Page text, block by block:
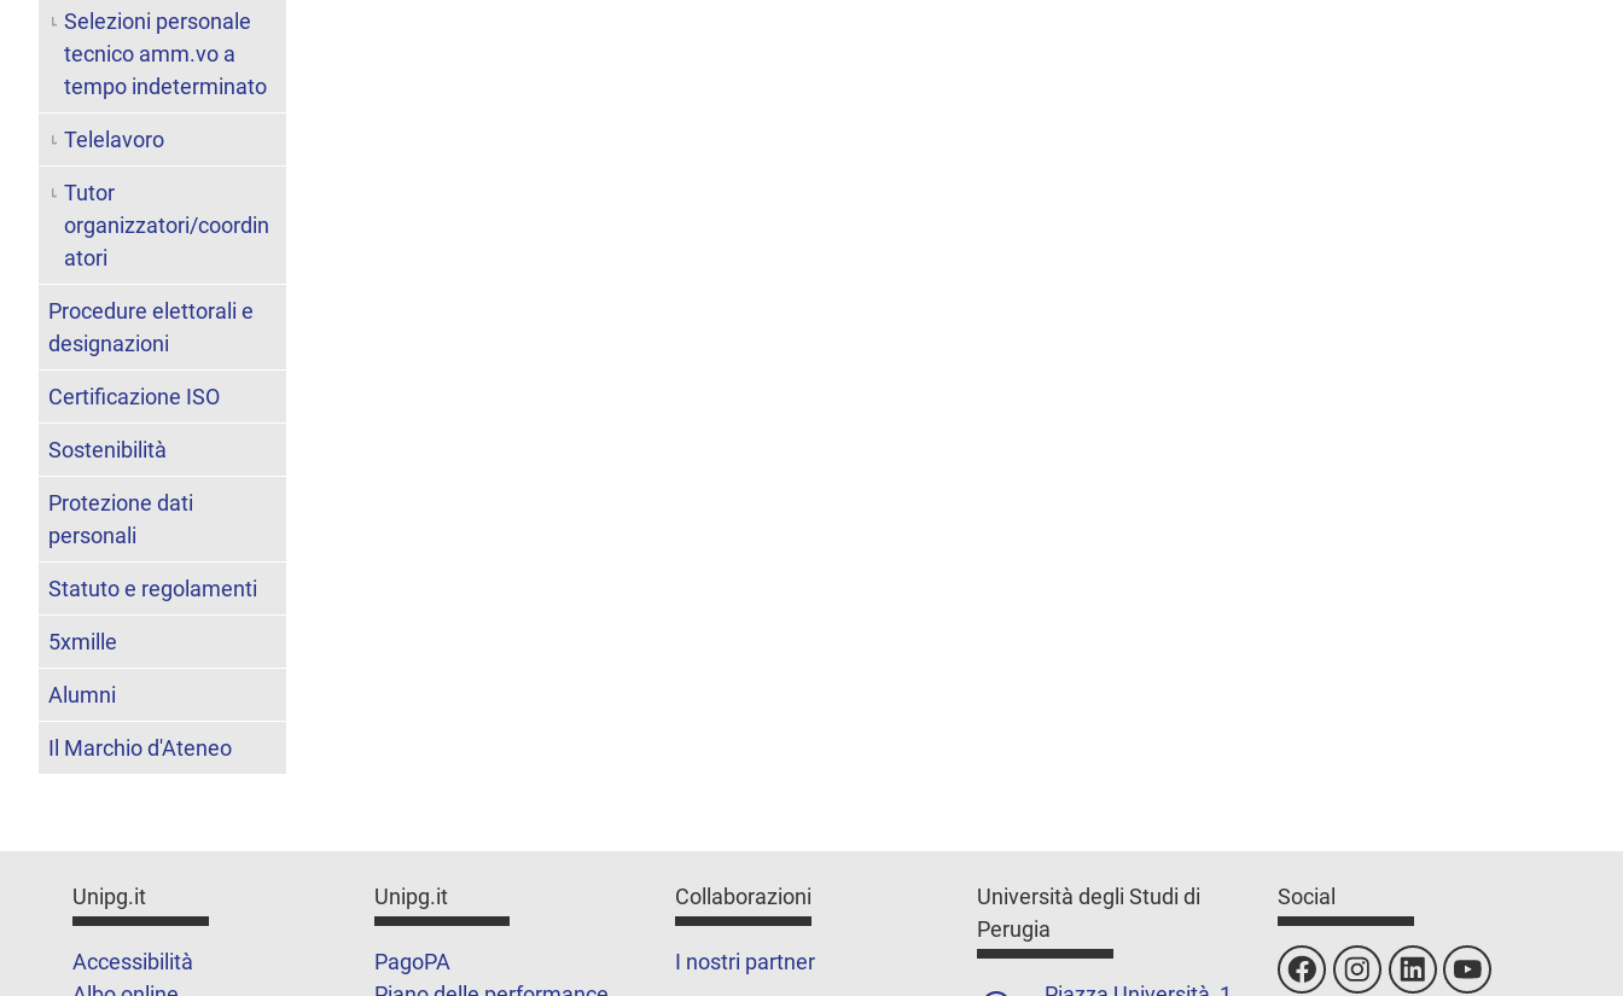
Selezioni personale
tecnico amm.vo a
tempo indeterminato
Telelavoro
Tutor
organizzatori/coordin
atori
Procedure elettorali e
designazioni
Certificazione ISO
Sostenibilità
Protezione dati
personali
Statuto e regolamenti
5xmille
Alumni
Il Marchio d'Ateneo
Unipg.it
Accessibilità
Unipg.it
PagoPA
Collaborazioni
I nostri partner
Università degli Studi di
Perugia
Social